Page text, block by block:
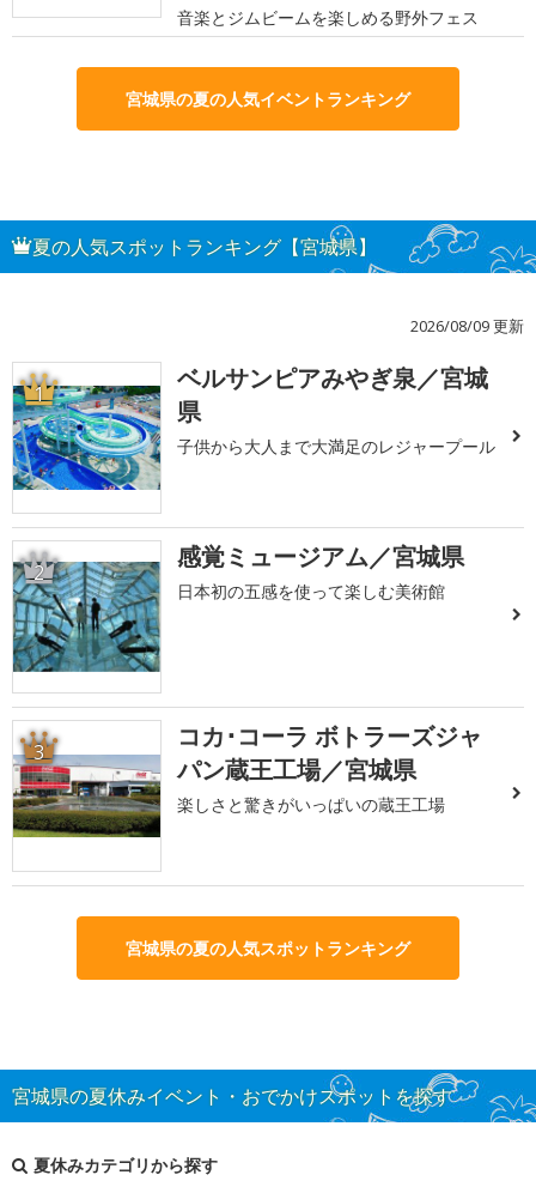
音楽とジムビームを楽しめる野外フェス
宮城県の夏の人気イベントランキング
夏の人気スポットランキング【宮城県】
2026/08/09 更新
1
ベルサンピアみやぎ泉／宮城
県
子供から大人まで大満足のレジャープール
2 感覚ミュージアム／宮城県
日本初の五感を使って楽しむ美術館
3
コカ･コーラ ボトラーズジャ
パン蔵王工場／宮城県
楽しさと驚きがいっぱいの蔵王工場
宮城県の夏の人気スポットランキング
宮城県の夏休みイベント・おでかけスポットを探す
夏休みカテゴリから探す